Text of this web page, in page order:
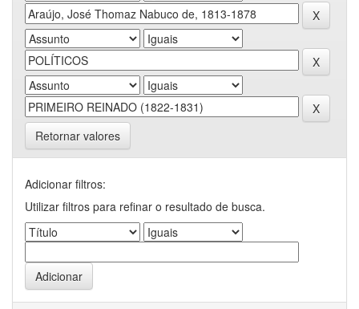
Retornar valores
Adicionar filtros:
Utilizar filtros para refinar o resultado de busca.